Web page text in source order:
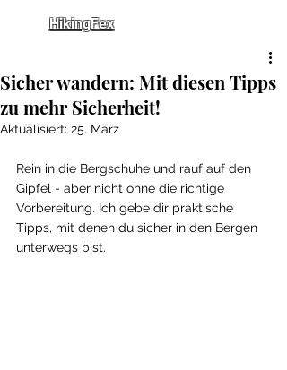
HikingFex
Sicher wandern: Mit diesen Tipps
zu mehr Sicherheit!
Aktualisiert: 25. März
Rein in die Bergschuhe und rauf auf den
Gipfel - aber nicht ohne die richtige
Vorbereitung. Ich gebe dir praktische
Tipps, mit denen du sicher in den Bergen
unterwegs bist.